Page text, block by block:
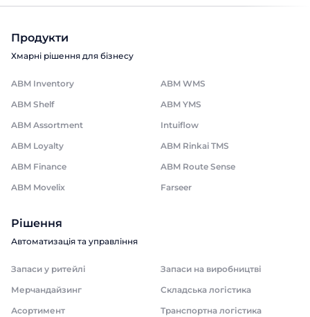
Продукти
Хмарні рішення для бізнесу
ABM Inventory
ABM WMS
ABM Shelf
ABM YMS
ABM Assortment
Intuiflow
ABM Loyalty
ABM Rinkai TMS
ABM Finance
ABM Route Sense
ABM Movelix
Farseer
Рішення
Автоматизація та управління
Запаси у ритейлі
Запаси на виробництві
Мерчандайзинг
Складська логістика
Асортимент
Транспортна логістика